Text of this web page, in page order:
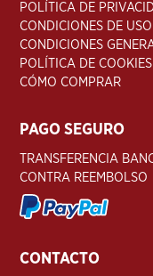
POLÍTICA DE
CONDICIONES DE USO
CONDICIONES
POLÍTICA DE COOKIES
CÓMO COMPRAR
PAGO SEGURO
TRANSFERENCIA
CONTRA REEMBOLSO
CONTACTO